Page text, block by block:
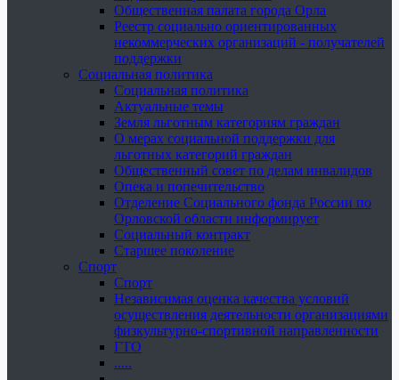
Общественная палата города Орла
Реестр социально ориентированных
некоммерческих организаций - получателей
поддержки
Социальная политика
Социальная политика
Актуальные темы
Земля льготным категориям граждан
О мерах социальной поддержки для
льготных категорий граждан
Общественный совет по делам инвалидов
Опека и попечительство
Отделение Социального фонда России по
Орловской области информирует
Социальный контракт
Старшее поколение
Спорт
Спорт
Независимая оценка качества условий
осуществления деятельности организациями
физкультурно-спортивной направленности
ГТО
.....